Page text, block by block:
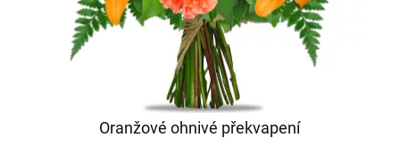
Oranžové ohnivé překvapení